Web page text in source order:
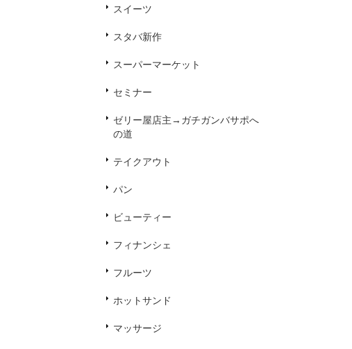
スイーツ
スタバ新作
スーパーマーケット
セミナー
ゼリー屋店主→ガチガンバサポへ
の道
テイクアウト
パン
ビューティー
フィナンシェ
フルーツ
ホットサンド
マッサージ